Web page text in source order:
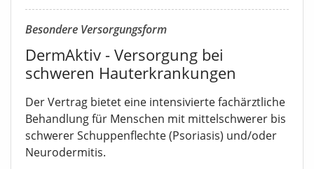
Besondere Versorgungsform
DermAktiv - Versorgung bei
schweren Hauterkrankungen
Der Vertrag bietet eine intensivierte fachärztliche
Behandlung für Menschen mit mittelschwerer bis
schwerer Schuppenflechte (Psoriasis) und/oder
Neurodermitis.